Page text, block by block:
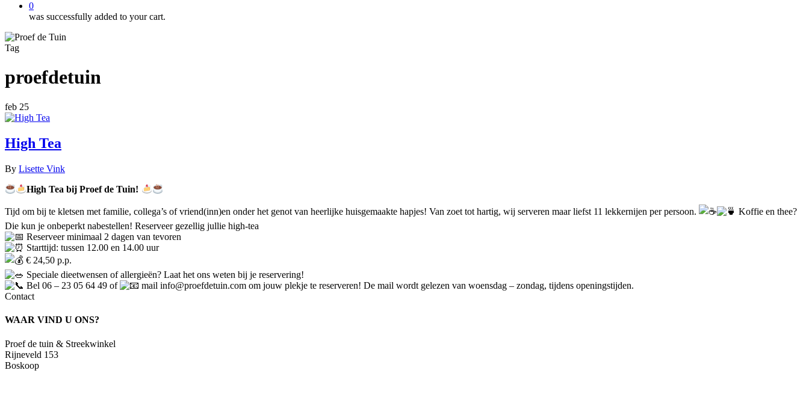
0
was successfully added to your cart.
Tag
proefdetuin
feb 25
High Tea
By Lisette Vink
High Tea bij Proef de Tuin!
Tijd om bij te kletsen met familie, collega’s of vriend(inn)en onder het genot van heerlijke huisgemaakte hapjes! Van zoet tot hartig, wij serveren maar liefst 11 lekkernijen per persoon.
Koffie en thee?
Die kun je onbeperkt nabestellen! Reserveer gezellig jullie high-tea
Reserveer minimaal 2 dagen van tevoren
Starttijd: tussen 12.00 en 14.00 uur
€ 24,50 p.p.
Speciale dieetwensen of allergieën? Laat het ons weten bij je reservering!
Bel 06 – 23 05 64 49 of
mail info@proefdetuin.com om jouw plekje te reserveren! De mail wordt gelezen van woensdag – zondag, tijdens openingstijden.
Contact
WAAR VIND U ONS?
Proef de tuin & Streekwinkel
Rijneveld 153
Boskoop